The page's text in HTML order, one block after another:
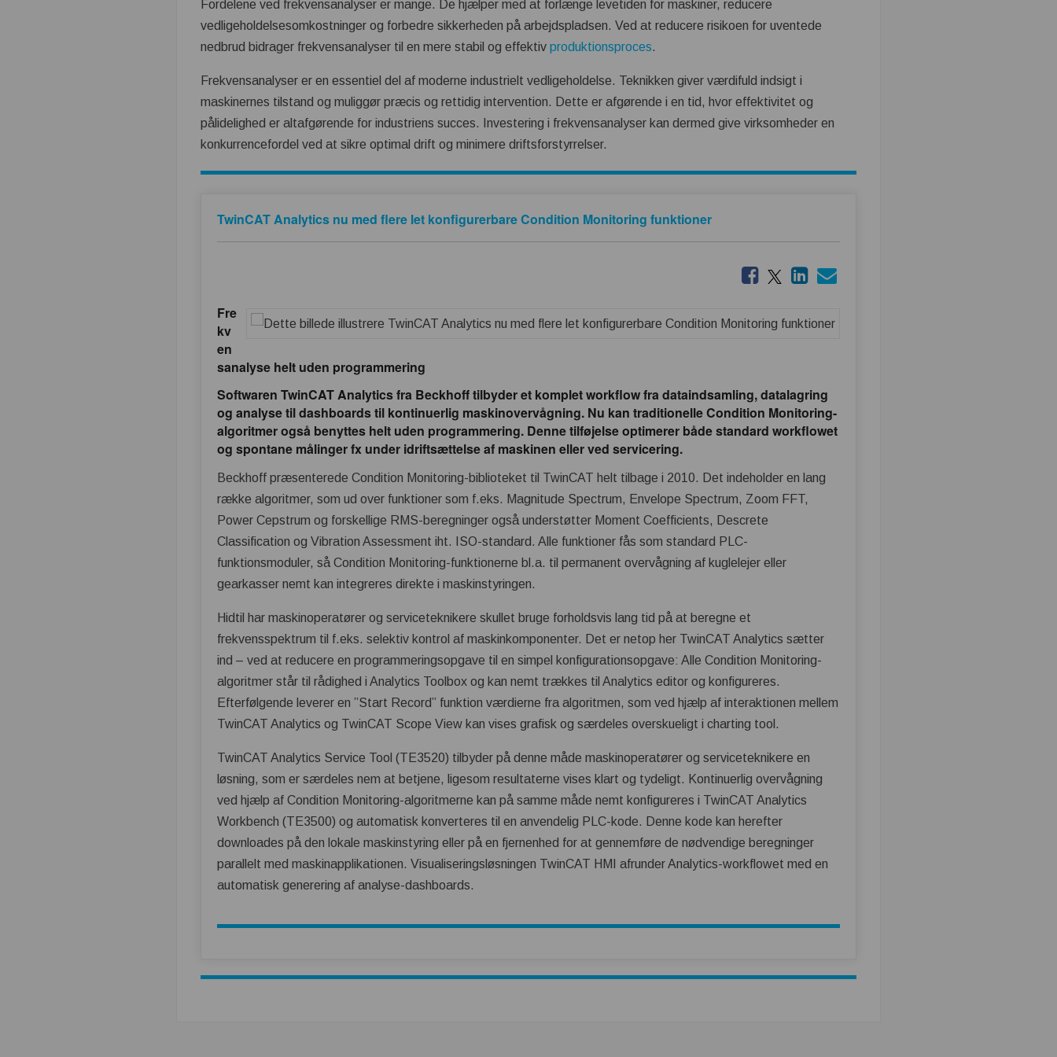
Fordelene ved frekvensanalyser er mange. De hjælper med at forlænge levetiden for maskiner, reducere
vedligeholdelsesomkostninger og forbedre sikkerheden på arbejdspladsen. Ved at reducere risikoen for uventede
nedbrud bidrager frekvensanalyser til en mere stabil og effektivproduktionsproces.
Frekvensanalyser er en essentiel del af moderne industrielt vedligeholdelse. Teknikken giver værdifuld indsigt i
maskinernes tilstand og muliggør præcis og rettidig intervention. Dette er afgørende i en tid, hvor effektivitet og
pålidelighed er altafgørende for industriens succes. Investering i frekvensanalyser kan dermed give virksomheder en
konkurrencefordel ved at sikre optimal drift og minimere driftsforstyrrelser.
TwinCAT Analytics nu med flere let konfigurerbare Condition Monitoring funktioner
Fre
kv
en
sanalyse helt uden programmering
Softwaren TwinCAT Analytics fra Beckhoff tilbyder et komplet workflow fra dataindsamling, datalagring
og analyse til dashboards til kontinuerlig maskinovervågning. Nu kan traditionelle Condition Monitoring-
algoritmer også benyttes helt uden programmering. Denne tilføjelse optimerer både standard workflowet
og spontane målinger fx under idriftsættelse af maskinen eller ved servicering.
Beckhoff præsenterede Condition Monitoring-biblioteket til TwinCAT helt tilbage i 2010. Det indeholder en lang
række algoritmer, som ud over funktioner som f.eks. Magnitude Spectrum, Envelope Spectrum, Zoom FFT,
Power Cepstrum og forskellige RMS-beregninger også understøtter Moment Coefficients, Descrete
Classification og Vibration Assessment iht. ISO-standard. Alle funktioner fås som standard PLC-
funktionsmoduler, så Condition Monitoring-funktionerne bl.a. til permanent overvågning af kuglelejer eller
gearkasser nemt kan integreres direkte i maskinstyringen.
Hidtil har maskinoperatører og serviceteknikere skullet bruge forholdsvis lang tid på at beregne et
frekvensspektrum til f.eks. selektiv kontrol af maskinkomponenter. Det er netop her TwinCAT Analytics sætter
ind – ved at reducere en programmeringsopgave til en simpel konfigurationsopgave: Alle Condition Monitoring-
algoritmer står til rådighed i Analytics Toolbox og kan nemt trækkes til Analytics editor og konfigureres.
Efterfølgende leverer en ”Start Record” funktion værdierne fra algoritmen, som ved hjælp af interaktionen mellem
TwinCAT Analytics og TwinCAT Scope View kan vises grafisk og særdeles overskueligt i charting tool.
TwinCAT Analytics Service Tool (TE3520) tilbyder på denne måde maskinoperatører og serviceteknikere en
løsning, som er særdeles nem at betjene, ligesom resultaterne vises klart og tydeligt. Kontinuerlig overvågning
ved hjælp af Condition Monitoring-algoritmerne kan på samme måde nemt konfigureres i TwinCAT Analytics
Workbench (TE3500) og automatisk konverteres til en anvendelig PLC-kode. Denne kode kan herefter
downloades på den lokale maskinstyring eller på en fjernenhed for at gennemføre de nødvendige beregninger
parallelt med maskinapplikationen. Visualiseringsløsningen TwinCAT HMI afrunder Analytics-workflowet med en
automatisk generering af analyse-dashboards.